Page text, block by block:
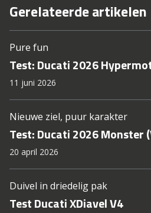
Gerelateerde artikelen
Pure fun
Test: Ducati 2026
11 juni 2026
Nieuwe ziel, puur karakter
Test: Ducati 2026 Monster
20 april 2026
Duivel in driedelig pak
Test Ducati XDiavel V4